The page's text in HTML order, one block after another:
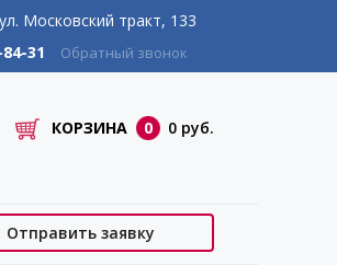
ул. Московский тракт, 133
31 Обратный звонок
КОРЗИНА 0 0 руб.
Отправить заявку